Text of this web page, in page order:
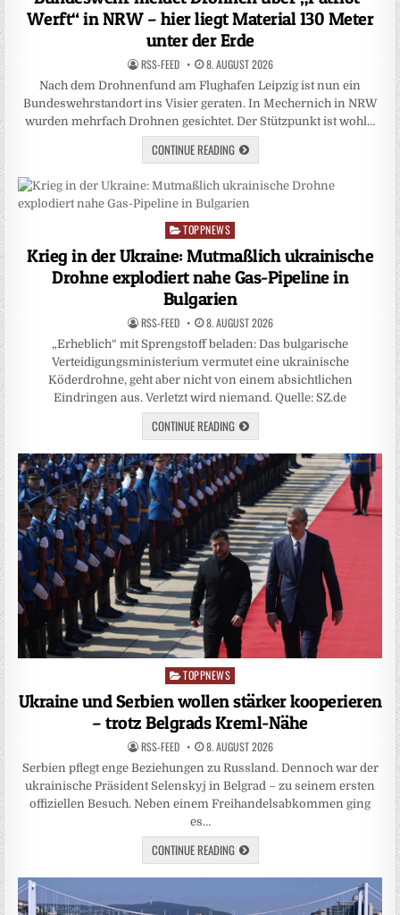
Werft“ in NRW – hier liegt Material 130 Meter
unter der Erde
RSS-FEED 8. AUGUST 2026
Nach dem Drohnenfund am Flughafen Leipzig ist nun ein
Bundeswehrstandort ins Visier geraten. In Mechernich in NRW
wurden mehrfach Drohnen gesichtet. Der Stützpunkt ist wohl…
CONTINUE READING
Posted
TOPPNEWS
Krieg in der Ukraine: Mutmaßlich ukrainische
Drohne explodiert nahe Gas-Pipeline in
Bulgarien
RSS-FEED 8. AUGUST 2026
„Erheblich“ mit Sprengstoff beladen: Das bulgarische
Verteidigungsministerium vermutet eine ukrainische
Köderdrohne, geht aber nicht von einem absichtlichen
Eindringen aus. Verletzt wird niemand. Quelle: SZ.de
CONTINUE READING
Posted
TOPPNEWS
Ukraine und Serbien wollen stärker kooperieren
– trotz Belgrads Kreml-Nähe
RSS-FEED 8. AUGUST 2026
Serbien pflegt enge Beziehungen zu Russland. Dennoch war der
ukrainische Präsident Selenskyj in Belgrad – zu seinem ersten
offiziellen Besuch. Neben einem Freihandelsabkommen ging
es…
CONTINUE READING